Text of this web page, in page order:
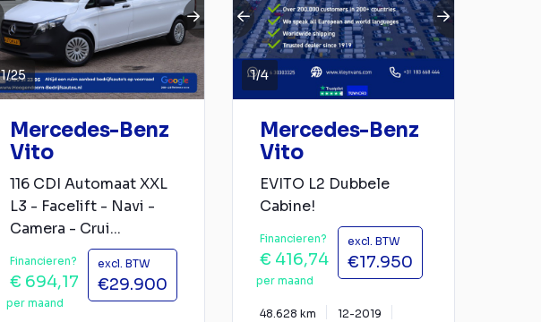
1/25
Mercedes-Benz
Vito
116 CDI Automaat XXL
L3 - Facelift - Navi -
Camera - Crui...
Financieren?
€ 694,17
per maand
excl. BTW
€29.900
1/4
Mercedes-Benz
Vito
EVITO L2 Dubbele
Cabine!
Financieren?
€ 416,74
per maand
excl. BTW
€17.950
48.628 km
12-2019